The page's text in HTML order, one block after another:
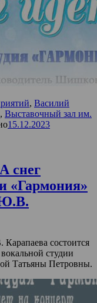
, Василий
, Выставочный зал им.
15.12.2023
снег
«Гармония»
Ю.В.
состоится
студии
Татьяны Петровны.